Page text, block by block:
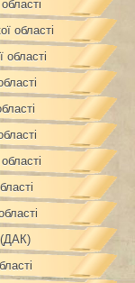
області
області
(ДАК)